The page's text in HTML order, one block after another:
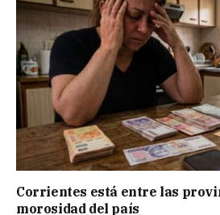
Corrientes está entre las
morosidad del país